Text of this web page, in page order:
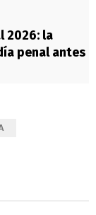
2026: la
penal antes